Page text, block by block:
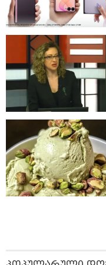
პოლიტიკა